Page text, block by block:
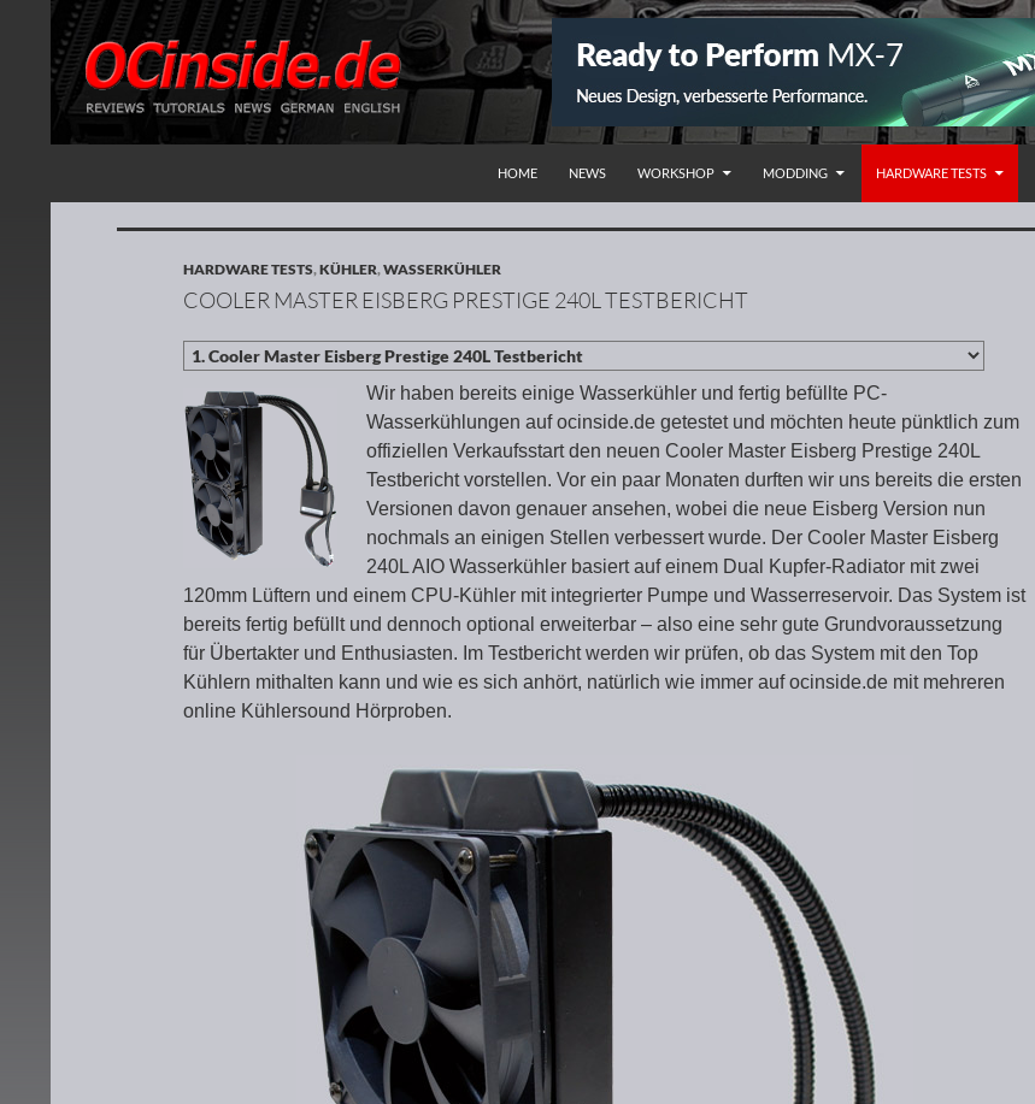
HOME
NEWS WORKSHOP MODDING HARDWARE TESTS
HARDWARE TESTS,KÜHLER,WASSERKÜHLER
COOLER MASTER EISBERG PRESTIGE 240L TESTBERICHT
Wir haben bereits einige Wasserkühler und fertig befüllte PC-
Wasserkühlungen auf ocinside.de getestet und möchten heute pünktlich zum
offiziellen Verkaufsstart den neuen Cooler Master Eisberg Prestige 240L
Testbericht vorstellen. Vor ein paar Monaten durften wir uns bereits die ersten
Versionen davon genauer ansehen, wobei die neue Eisberg Version nun
nochmals an einigen Stellen verbessert wurde. Der Cooler Master Eisberg
240L AIO Wasserkühler basiert auf einem Dual Kupfer-Radiator mit zwei
120mm Lüftern und einem CPU-Kühler mit integrierter Pumpe und Wasserreservoir. Das System ist
bereits fertig befüllt und dennoch optional erweiterbar – also eine sehr gute Grundvoraussetzung
für Übertakter und Enthusiasten. Im Testbericht werden wir prüfen, ob das System mit den Top
Kühlern mithalten kann und wie es sich anhört, natürlich wie immer auf ocinside.de mit mehreren
online Kühlersound Hörproben.